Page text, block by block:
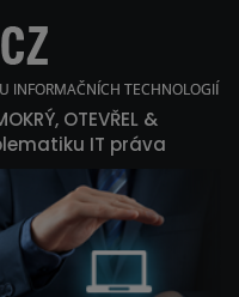
OTEVŘEL &
IT práva